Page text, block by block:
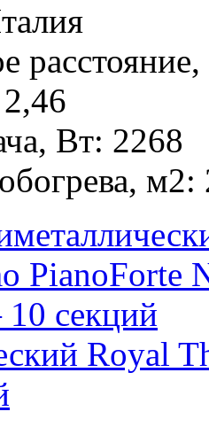
2,46
Вт: 2268
м2:
Royal